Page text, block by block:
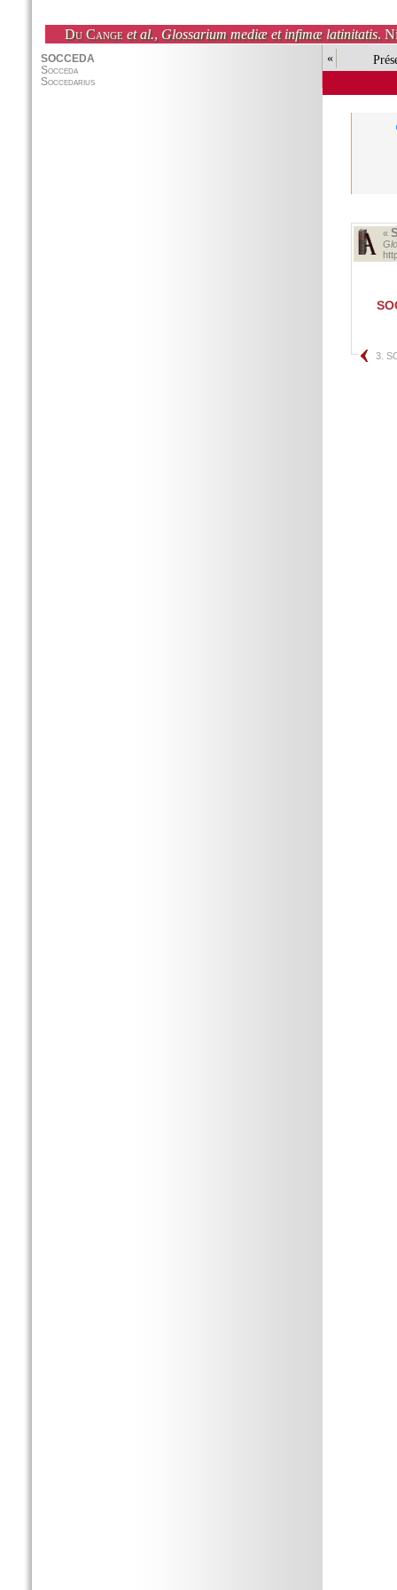
Du Cange et al., Glossarium mediæ et infimæ latinitatis.
«
«
3.